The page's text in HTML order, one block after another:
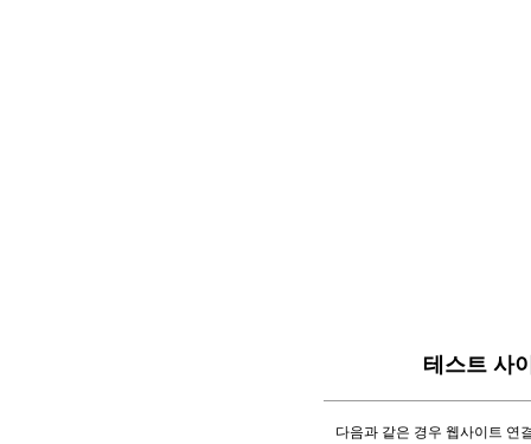
테스트 사
다음과 같은 경우 웹사이트 연